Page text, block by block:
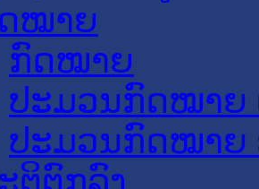
ໝາຍ
ກົດໝາຍ
ປະມວນກົດໝາຍ
ປະມວນກົດໝາຍ